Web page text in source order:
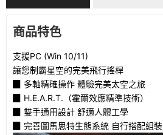
商品特色
支援PC (Win 10/11)
讓您制霸星空的完美飛行搖桿
▉ 多軸精確操作 體驗完美太空之旅
▉ H.E.A.R.T.（霍爾效應精準技術）
▉ 雙手通用設計 舒適人體工學
▉ 完善圖馬思特生態系統 自行搭配組裝